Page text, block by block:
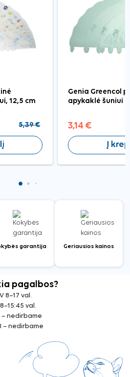
12,5 cm
5,39 €
Genia Greencol
apykaklė šuniui
3,14 €
Į
garantija Geriausios kainos
pagalbos?
8–17 val.
val.
– nedirbame
– nedirbame